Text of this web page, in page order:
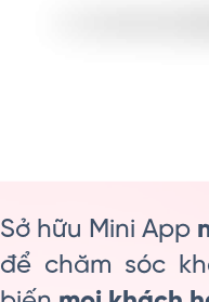
Sở hữu Mini App
để chăm sóc